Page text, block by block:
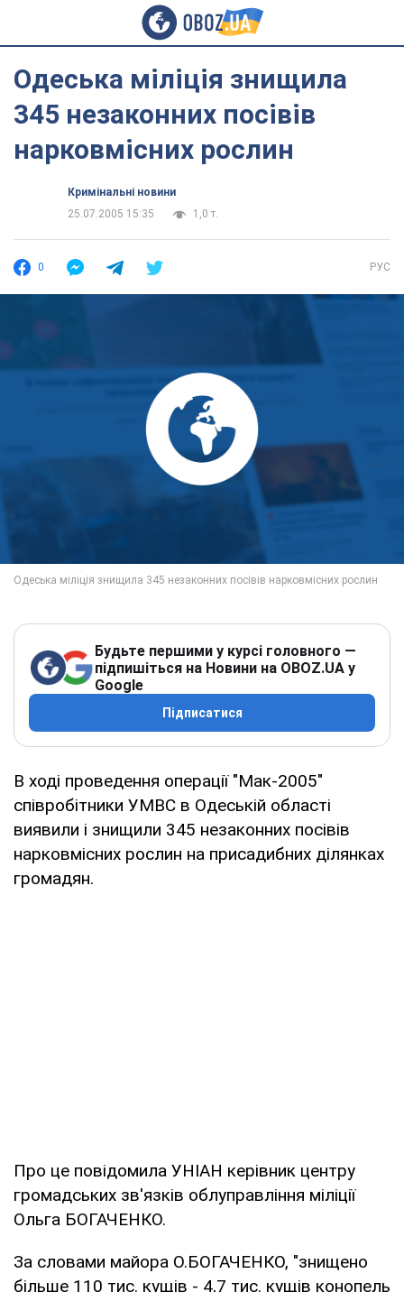
Одеська міліція знищила
345 незаконних посівів
нарковмісних рослин
Кримінальні новини
25.07.2005 15:35
1,0 т.
0 РУС
Будьте першими у курсі головного —
підпишіться на Новини на OBOZ.UA у
Google
Підписатися
В ході проведення операції "Мак-2005"
співробітники УМВС в Одеській області
виявили і знищили 345 незаконних посівів
нарковмісних рослин на присадибних ділянках
громадян.
Про це повідомила УНІАН керівник центру
громадських зв'язків облуправління міліції
Ольга БОГАЧЕНКО.
За словами майора О.БОГАЧЕНКО, "знищено
більше 110 тис. кущів - 4,7 тис. кущів конопель